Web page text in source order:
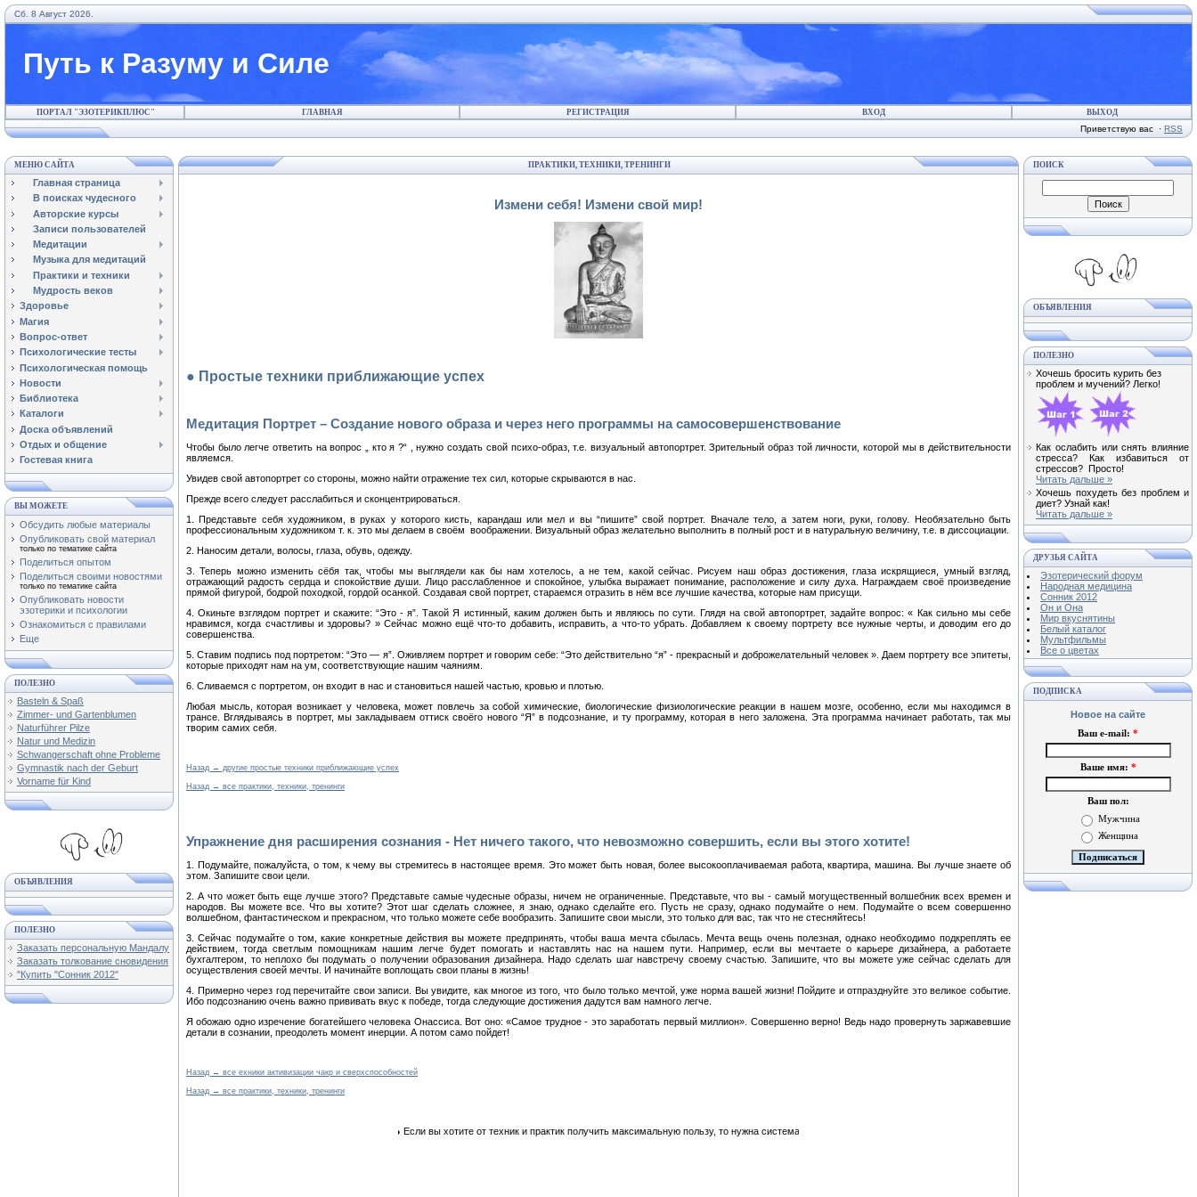
Сб. 8 Август 2026.
Путь к Разуму и Силе
ПОРТАЛ "ЭЗОТЕРИКПЛЮС" ГЛАВНАЯ РЕГИСТРАЦИЯ ВХОД ВЫХОД
Приветствую вас · RSS
МЕНЮ САЙТА
Главная страница
В поисках чудесного
Авторские курсы
Записи пользователей
Медитации
Музыка для медитаций
Практики и техники
Мудрость веков
Здоровье
Магия
Вопрос-ответ
Психологические тесты
Психологическая помощь
Новости
Библиотека
Каталоги
Доска объявлений
Отдых и общение
Гостевая книга
ВЫ МОЖЕТЕ
Обсудить любые материалы
Опубликовать свой материал
только по тематике сайта
Поделиться опытом
Поделиться своими новостями
только по тематике сайта
Опубликовать новости
эзотерики и психологии
Ознакомиться с правилами
Еще
ПОЛЕЗНО
Basteln & Spaß
Zimmer- und Gartenblumen
Naturführer Pilze
Natur und Medizin
Schwangerschaft ohne Probleme
Gymnastik nach der Geburt
Vorname für Kind
ОБЪЯВЛЕНИЯ
ПОЛЕЗНО
Заказать персональную Мандалу
Заказать толкование сновидения
"Купить "Сонник 2012"
ПРАКТИКИ, ТЕХНИКИ, ТРЕНИНГИ
Измени себя! Измени свой мир!
● Простые техники приближающие успех
Медитация Портрет – Создание нового образа и через него программы на самосовершенствование
Чтобы было легче ответить на вопрос „ кто я ?“ , нужно создать свой психо-образ, т.е. визуальный автопортрет. Зрительный образ той личности, которой мы в действительности
являемся.
Увидев свой автопортрет со стороны, можно найти отражение тех сил, которые скрываются в нас.
Прежде всего следует расслабиться и сконцентрироваться.
1. Представьте себя художником, в руках у которого кисть, карандаш или мел и вы “пишите” свой портрет. Вначале тело, а затем ноги, руки, голову. Необязательно быть
профессиональным художником т. к. это мы делаем в своём воображении. Визуальный образ желательно выполнить в полный рост и в натуральную величину, т.е. в диссоциации.
2. Наносим детали, волосы, глаза, обувь, одежду.
З. Теперь можно изменить сёбя так, чтобы мы выглядели как бы нам хотелось, а не тем, какой сейчас. Рисуем наш образ достижения, глаза искрящиеся, умный взгляд,
отражающий радость сердца и спокойствие души. Лицо расслабленное и спокойное, улыбка выражает понимание, расположение и силу духа. Награждаем своё произведение
прямой фигурой, бодрой походкой, гордой осанкой. Создавая свой портрет, стараемся отразить в нём все лучшие качества, которые нам присущи.
4. Окиньте взглядом портрет и скажите: “Это - я”. Такой Я истинный, каким должен быть и являюсь по сути. Глядя на свой автопортрет, задайте вопрос: « Как сильно мы себе
нравимся, когда счастливы и здоровы? » Сейчас можно ещё что-то добавить, исправить, а что-то убрать. Добавляем к своему портрету все нужные черты, и доводим его до
совершенства.
5. Ставим подпись под портретом: “Это — я”. Оживляем портрет и говорим себе: “Это действительно “я” - прекрасный и доброжелательный человек ». Даем портрету все эпитеты,
которые приходят нам на ум, соответствующие нашим чаяниям.
6. Сливаемся с портретом, он входит в нас и становиться нашей частью, кровью и плотью.
Любая мысль, которая возникает у человека, может повлечь за собой химические, биологические физиологические реакции в нашем мозге, особенно, если мы находимся в
трансе. Вглядываясь в портрет, мы закладываем оттиск своёго нового “Я” в подсознание, и ту программу, которая в него заложена. Эта программа начинает работать, так мы
творим самих себя.
Назад → другие простые техники приближающие успех
Назад → все практики, техники, тренинги
Упражнение дня расширения сознания - Нет ничего такого, что невозможно совершить, если вы этого хотите!
1. Подумайте, пожалуйста, о том, к чему вы стремитесь в настоящее время. Это может быть новая, более высокооплачиваемая работа, квартира, машина. Вы лучше знаете об
этом. Запишите свои цели.
2. А что может быть еще лучше этого? Представьте самые чудесные образы, ничем не ограниченные. Представьте, что вы - самый могущественный волшебник всех времен и
народов. Вы можете все. Что вы хотите? Этот шаг сделать сложнее, я знаю, однако сделайте его. Пусть не сразу, однако подумайте о нем. Подумайте о всем совершенно
волшебном, фантастическом и прекрасном, что только можете себе вообразить. Запишите свои мысли, это только для вас, так что не стесняйтесь!
3. Сейчас подумайте о том, какие конкретные действия вы можете предпринять, чтобы ваша мечта сбылась. Мечта вещь очень полезная, однако необходимо подкреплять ее
действием, тогда светлым помощникам нашим легче будет помогать и наставлять нас на нашем пути. Например, если вы мечтаете о карьере дизайнера, а работаете
бухгалтером, то неплохо бы подумать о получении образования дизайнера. Надо сделать шаг навстречу своему счастью. Запишите, что вы можете уже сейчас сделать для
осуществления своей мечты. И начинайте воплощать свои планы в жизнь!
4. Примерно через год перечитайте свои записи. Вы увидите, как многое из того, что было только мечтой, уже норма вашей жизни! Пойдите и отпразднуйте это великое событие.
Ибо подсознанию очень важно прививать вкус к победе, тогда следующие достижения дадутся вам намного легче.
Я обожаю одно изречение богатейшего человека Онассиса. Вот оно: «Самое трудное - это заработать первый миллион». Совершенно верно! Ведь надо провернуть заржавевшие
детали в сознании, преодолеть момент инерции. А потом само пойдет!
Назад → все ехники активизации чакр и сверхспособностей
Назад → все практики, техники, тренинги
● Если вы хотите от техник и практик получить максимальную пользу, то нужна система. В этом поможет наш
ПОИСК
ОБЪЯВЛЕНИЯ
ПОЛЕЗНО
Хочешь бросить курить без
проблем и мучений? Легко!
Как ослабить или снять влияние
стресса? Как избавиться от
стрессов? Просто!
Читать дальше »
Хочешь похудеть без проблем и
диет? Узнай как!
Читать дальше »
ДРУЗЬЯ САЙТА
Эзотерический форум
Народная медицина
Сонник 2012
Он и Она
Мир вкуснятины
Белый каталог
Мультфильмы
Все о цветах
ПОДПИСКА
Новое на сайте
Ваш e-mail: *
Ваше имя: *
Ваш пол:
Мужчина
Женщина